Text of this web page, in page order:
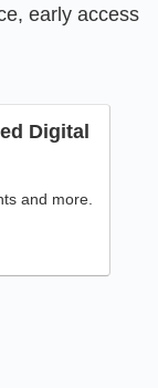
early access
Digital
and more.